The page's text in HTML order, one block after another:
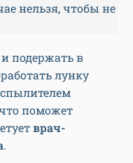
нельзя, чтобы не
подержать в
лунку
поможет
врач-
.